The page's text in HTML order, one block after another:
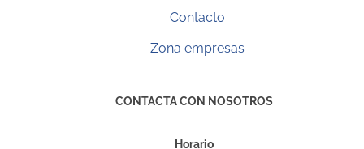
Contacto
Zona empresas
CONTACTA CON NOSOTROS
Horario